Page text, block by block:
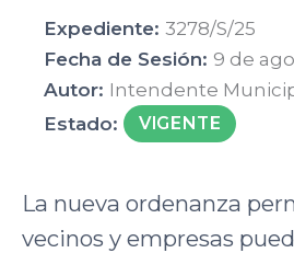
Expediente: 3278/S/25
Fecha de Sesión: 9 de
Autor: Intendente
Estado:
VIGENTE
La nueva ordenanza
vecinos y empresas